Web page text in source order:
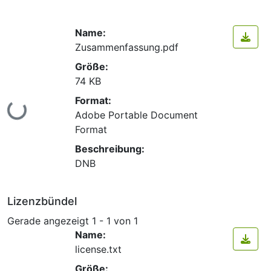
Lade...
Name:
Zusammenfassung.pdf
Größe:
74 KB
Format:
Adobe Portable Document
Format
Beschreibung:
DNB
Lizenzbündel
Gerade angezeigt 1 - 1 von 1
Name:
license.txt